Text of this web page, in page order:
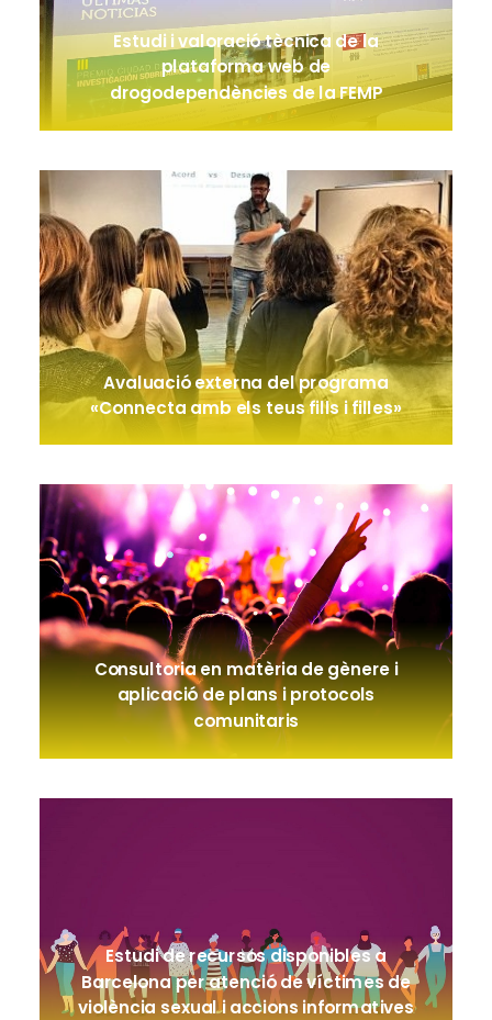
Estudi i valoració tècnica de la
plataforma web de
drogodependències de la FEMP
Avaluació externa del programa
«Connecta amb els teus fills i filles»
Consultoria en matèria de gènere i
aplicació de plans i protocols
comunitaris
Estudi de recursos disponibles a
Barcelona per atenció de víctimes de
violència sexual i accions informatives